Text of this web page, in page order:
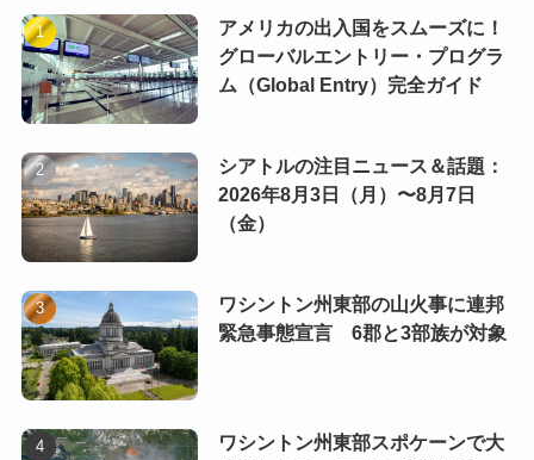
アメリカの出入国をスムーズに！
グローバルエントリー・プログラ
ム（Global Entry）完全ガイド
シアトルの注目ニュース＆話題：
2026年8月3日（月）〜8月7日
（金）
ワシントン州東部の山火事に連邦
緊急事態宣言 6郡と3部族が対象
ワシントン州東部スポケーンで大